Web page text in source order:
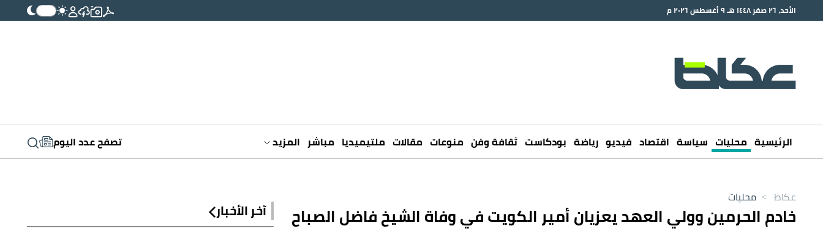
الأحد، ٢٦ صفر ١٤٤٨ هـ ٩ أغسطس ٢٠٢٦ م
الرئيسية محليات سياسة اقتصاد فيديو رياضة بودكاست ثقافة وفن منوعات مقالات ملتيميديا مباشر المزيد تصفح عدد اليوم
عكاظ > محليات
خادم الحرمين وولي العهد يعزيان أمير الكويت في وفاة الشيخ فاضل الصباح آخر الأخبار